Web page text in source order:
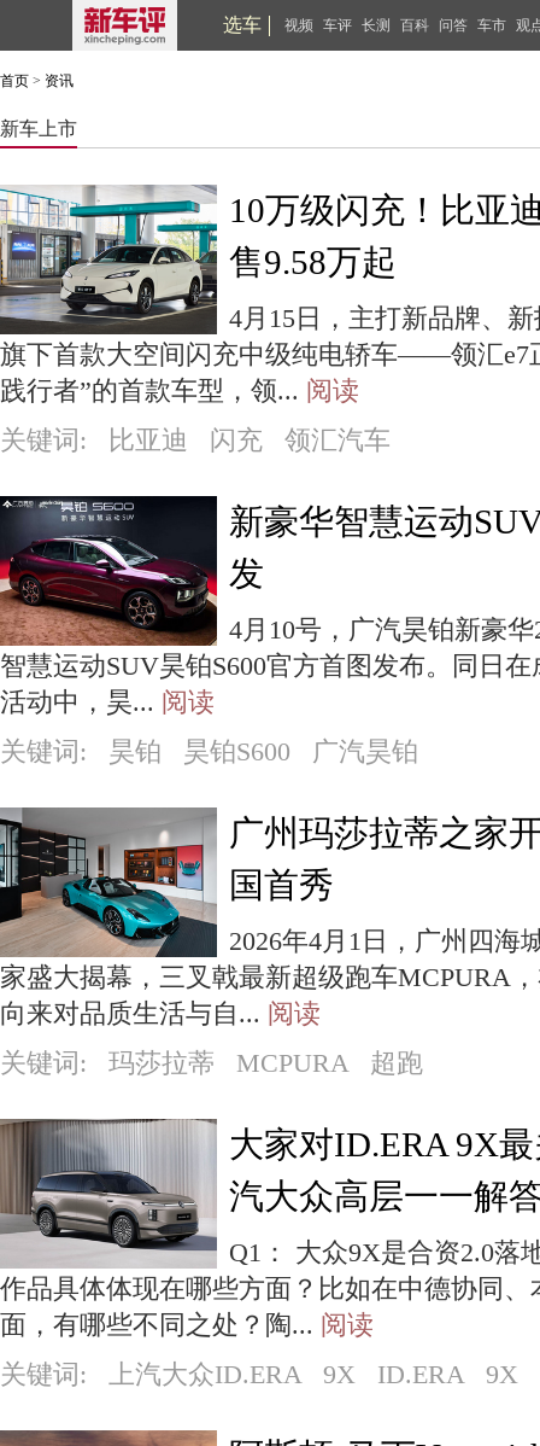
选车 视频 车评 长测 百科 问答 车市 观
首页 > 资讯
新车上市
10万级闪充！比亚
售9.58万起
4月15日，主打新品牌、
旗下首款大空间闪充中级纯电轿车——领汇e7
践行者”的首款车型，领... 阅读
关键词: 比亚迪 闪充 领汇汽车
新豪华智慧运动
发
4月10号，广汽昊铂新豪
智慧运动SUV昊铂S600官方首图发布。同日
活动中，昊... 阅读
关键词: 昊铂 昊铂S600 广汽昊铂
广州玛莎拉蒂之家
国首秀
2026年4月1日，广州四海
家盛大揭幕，三叉戟最新超级跑车MCPURA
向来对品质生活与自... 阅读
关键词: 玛莎拉蒂 MCPURA 超跑
大家对ID.ERA 9X
汽大众高层一一解
Q1： 大众9X是合资2.0落
作品具体体现在哪些方面？比如在中德协同
面，有哪些不同之处？陶... 阅读
关键词: 上汽大众ID.ERA 9X ID.ERA 9X